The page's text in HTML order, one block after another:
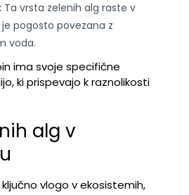
Ta vrsta zelenih alg raste v
je pogosto povezana z
voda.
ima svoje specifične
ki prispevajo k raznolikosti
alg v
vlogo v ekosistemih,